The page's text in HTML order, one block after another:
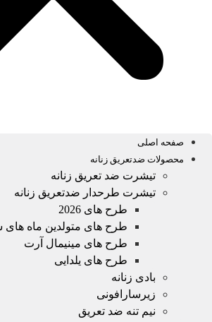
صفحه اصلی
محصولات ضدتعریق زنانه
تیشرت ضد تعریق زنانه
تیشرت طرحدار ضدتعریق زنانه
طرح های 2026
طرح های متولدین ماه های
طرح های مینیمال آرت
طرح های یلدایی
بادی زنانه
زیرسارافونی
نیم تنه ضد تعریق